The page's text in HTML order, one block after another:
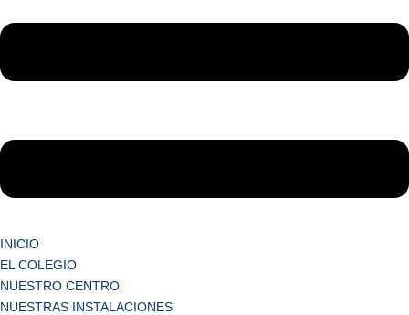
INICIO
EL COLEGIO
NUESTRO CENTRO
NUESTRAS INSTALACIONES